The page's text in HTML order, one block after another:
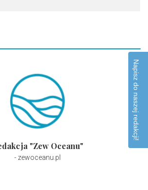
"Zew Oceanu"
- zewoceanu.pl
Napisz do naszej redakcji!